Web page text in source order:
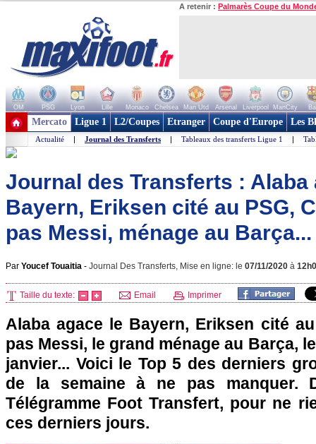
A retenir : Palmarès Coupe du
OM PSG Lyon Lille Monaco Chelsea Man Utd Arsenal Liverpool ManCity
+ de clubs
Mercato Ligue 1 L2/Coupes Etranger Coupe d'Europe Les
Actualité | Journal des Transferts | Tableaux des transferts Ligue 1 |
Journal des Transferts : Alaba
Bayern, Eriksen cité au PSG,
pas Messi, ménage au Barça...
Par Youcef Touaitia - Journal Des Transferts, Mise en ligne: le 07/11/2020 à
Taille du texte: Email Imprimer
Alaba agace le Bayern, Eriksen cité
pas Messi, le grand ménage au Barça,
janvier... Voici le Top 5 des derniers
de la semaine à ne pas manquer.
Télégramme Foot Transfert, pour ne
ces derniers jours.